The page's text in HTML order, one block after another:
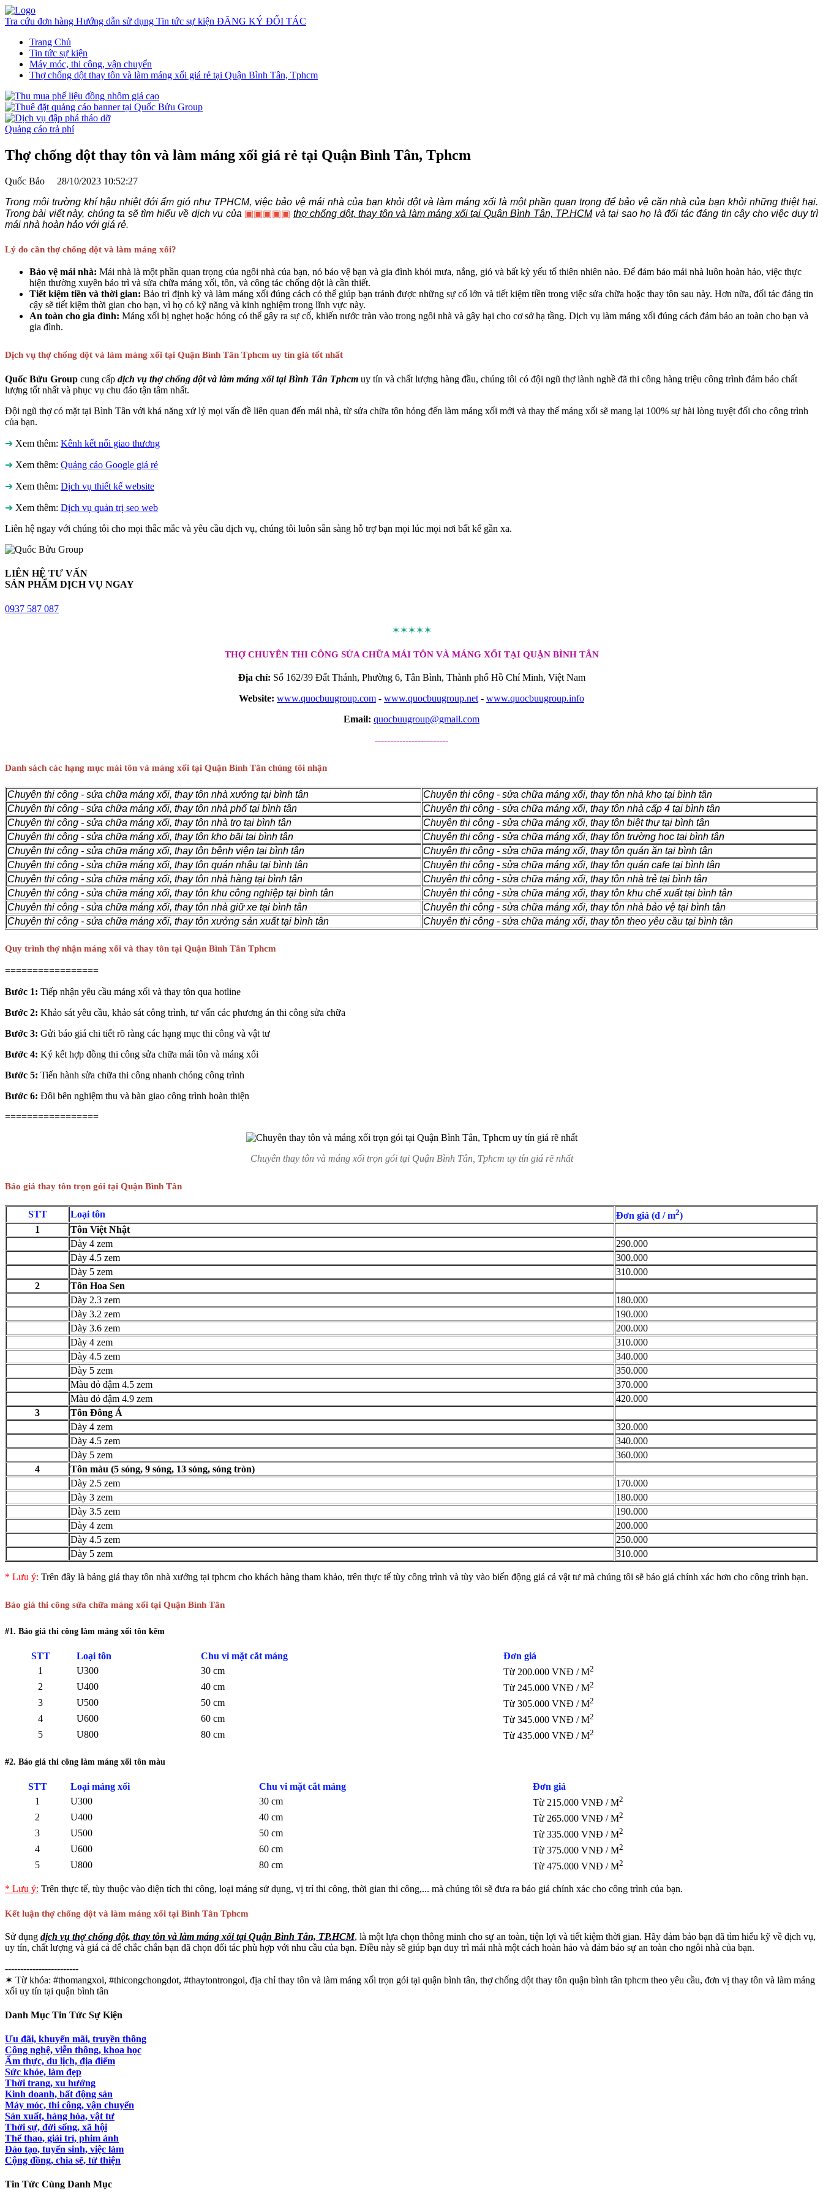
Tra cứu đơn hàng Hướng dẫn sử dụng Tin tức sự kiện ĐĂNG KÝ ĐỐI TÁC
Trang Chủ
Tin tức sự kiện
Máy móc, thi công, vận chuyển
Thợ chống dột thay tôn và làm máng xối giá rẻ tại Quận Bình Tân, Tphcm
Quảng cáo trả phí
Thợ chống dột thay tôn và làm máng xối giá rẻ tại Quận Bình Tân, Tphcm
Quốc Bảo 28/10/2023 10:52:27
Trong môi trường khí hậu nhiệt đới ẩm gió như TPHCM, việc bảo vệ mái nhà của bạn khỏi dột và làm máng xối là một phần quan trọng để bảo vệ căn nhà của bạn khỏi những thiệt hại.
Trong bài viết này, chúng ta sẽ tìm hiểu về dịch vụ của ▣▣▣▣▣ thợ chống dột, thay tôn và làm máng xối tại Quận Bình Tân, TP.HCMvà tại sao họ là đối tác đáng tin cậy cho việc duy trì
mái nhà hoàn hảo với giá rẻ.
Lý do cần thợ chống dột và làm máng xối?
Bảo vệ mái nhà: Mái nhà là một phần quan trọng của ngôi nhà của bạn, nó bảo vệ bạn và gia đình khỏi mưa, nắng, gió và bất kỳ yếu tố thiên nhiên nào. Để đảm bảo mái nhà luôn hoàn hảo, việc thực
hiện thường xuyên bảo trì và sửa chữa máng xối, tôn, và công tác chống dột là cần thiết.
Tiết kiệm tiền và thời gian: Bảo trì định kỳ và làm máng xối đúng cách có thể giúp bạn tránh được những sự cố lớn và tiết kiệm tiền trong việc sửa chữa hoặc thay tôn sau này. Hơn nữa, đối tác đáng tin
cậy sẽ tiết kiệm thời gian cho bạn, vì họ có kỹ năng và kinh nghiệm trong lĩnh vực này.
An toàn cho gia đình: Máng xối bị nghẹt hoặc hỏng có thể gây ra sự cố, khiến nước tràn vào trong ngôi nhà và gây hại cho cơ sở hạ tầng. Dịch vụ làm máng xối đúng cách đảm bảo an toàn cho bạn và
gia đình.
Dịch vụ thợ chống dột và làm máng xối tại Quận Bình Tân Tphcm uy tín giá tốt nhất
Quốc Bửu Group cung cấp dịch vụ thợ chống dột và làm máng xối tại Bình Tân Tphcm uy tín và chất lượng hàng đầu, chúng tôi có đội ngũ thợ lành nghề đã thi công hàng triệu công trình đảm bảo chất
lượng tốt nhất và phục vụ chu đáo tận tâm nhất.
Đội ngũ thợ có mặt tại Bình Tân với khả năng xử lý mọi vấn đề liên quan đến mái nhà, từ sửa chữa tôn hỏng đến làm máng xối mới và thay thế máng xối sẽ mang lại 100% sự hài lòng tuyệt đối cho công trình
của bạn.
➜ Xem thêm: Kênh kết nối giao thương
➜ Xem thêm: Quảng cáo Google giá rẻ
➜ Xem thêm: Dịch vụ thiết kế website
➜ Xem thêm: Dịch vụ quản trị seo web
Liên hệ ngay với chúng tôi cho mọi thắc mắc và yêu cầu dịch vụ, chúng tôi luôn sẵn sàng hỗ trợ bạn mọi lúc mọi nơi bất kể gần xa.
LIÊN HỆ TƯ VẤN
SẢN PHẨM DỊCH VỤ NGAY
0937 587 087
✶✶✶✶✶
THỢ CHUYÊN THI CÔNG SỬA CHỮA MÁI TÔN VÀ MÁNG XỐI TẠI QUẬN BÌNH TÂN
Địa chỉ: Số 162/39 Đất Thánh, Phường 6, Tân Bình, Thành phố Hồ Chí Minh, Việt Nam
Website: www.quocbuugroup.com - www.quocbuugroup.net - www.quocbuugroup.info
Email: quocbuugroup@gmail.com
------------------------
Danh sách các hạng mục mái tôn và máng xối tại Quận Bình Tân chúng tôi nhận
Chuyên thi công - sửa chữa máng xối, thay tôn nhà xưởng tại bình tân
Chuyên thi công - sửa chữa máng xối, thay tôn nhà kho tại bình tân
Chuyên thi công - sửa chữa máng xối, thay tôn nhà phố tại bình tân
Chuyên thi công - sửa chữa máng xối, thay tôn nhà cấp 4 tại bình tân
Chuyên thi công - sửa chữa máng xối, thay tôn nhà trọ tại bình tân
Chuyên thi công - sửa chữa máng xối, thay tôn biệt thự tại bình tân
Chuyên thi công - sửa chữa máng xối, thay tôn kho bãi tại bình tân
Chuyên thi công - sửa chữa máng xối, thay tôn trường học tại bình tân
Chuyên thi công - sửa chữa máng xối, thay tôn bệnh viện tại bình tân
Chuyên thi công - sửa chữa máng xối, thay tôn quán ăn tại bình tân
Chuyên thi công - sửa chữa máng xối, thay tôn quán nhậu tại bình tân
Chuyên thi công - sửa chữa máng xối, thay tôn quán cafe tại bình tân
Chuyên thi công - sửa chữa máng xối, thay tôn nhà hàng tại bình tân
Chuyên thi công - sửa chữa máng xối, thay tôn nhà trẻ tại bình tân
Chuyên thi công - sửa chữa máng xối, thay tôn khu công nghiệp tại bình tân
Chuyên thi công - sửa chữa máng xối, thay tôn khu chế xuất tại bình tân
Chuyên thi công - sửa chữa máng xối, thay tôn nhà giữ xe tại bình tân
Chuyên thi công - sửa chữa máng xối, thay tôn nhà bảo vệ tại bình tân
Chuyên thi công - sửa chữa máng xối, thay tôn xưởng sản xuất tại bình tân
Chuyên thi công - sửa chữa máng xối, thay tôn theo yêu cầu tại bình tân
Quy trình thợ nhận máng xối và thay tôn tại Quận Bình Tân Tphcm
=================
Bước 1: Tiếp nhận yêu cầu máng xối và thay tôn qua hotline
Bước 2: Khảo sát yêu cầu, khảo sát công trình, tư vấn các phương án thi công sửa chữa
Bước 3: Gửi báo giá chi tiết rõ ràng các hạng mục thi công và vật tư
Bước 4: Ký kết hợp đồng thi công sửa chữa mái tôn và máng xối
Bước 5: Tiến hành sửa chữa thi công nhanh chóng công trình
Bước 6: Đôi bên nghiệm thu và bàn giao công trình hoàn thiện
=================
Chuyên thay tôn và máng xối trọn gói tại Quận Bình Tân, Tphcm uy tín giá rẽ nhất
Báo giá thay tôn trọn gói tại Quận Bình Tân
STT Loại tôn Đơn giá (đ / m2)
1
Tôn Việt Nhật
Dày 4 zem
290.000
Dày 4.5 zem
300.000
Dày 5 zem
310.000
2
Tôn Hoa Sen
Dày 2.3 zem
180.000
Dày 3.2 zem
190.000
Dày 3.6 zem
200.000
Dày 4 zem
310.000
Dày 4.5 zem
340.000
Dày 5 zem
350.000
Màu đỏ đậm 4.5 zem
370.000
Màu đỏ đậm 4.9 zem
420.000
3
Tôn Đông Á
Dày 4 zem
320.000
Dày 4.5 zem
340.000
Dày 5 zem
360.000
4
Tôn màu (5 sóng, 9 sóng, 13 sóng, sóng tròn)
Dày 2.5 zem
170.000
Dày 3 zem
180.000
Dày 3.5 zem
190.000
Dày 4 zem
200.000
Dày 4.5 zem
250.000
Dày 5 zem
310.000
* Lưu ý: Trên đây là bảng giá thay tôn nhà xưởng tại tphcm cho khách hàng tham khảo, trên thực tế tùy công trình và tùy vào biến động giá cả vật tư mà chúng tôi sẽ báo giá chính xác hơn cho công trình bạn.
Báo giá thi công sửa chữa máng xối tại Quận Bình Tân
#1. Báo giá thi công làm máng xối tôn kẽm
STT Loại tôn Chu vi mặt cắt máng
Đơn giá
1
U300 30 cm Từ 200.000 VNĐ / M2
2 U400 40 cm Từ 245.000 VNĐ / M2
3 U500 50 cm Từ 305.000 VNĐ / M2
4 U600 60 cm Từ 345.000 VNĐ / M2
5 U800 80 cm Từ 435.000 VNĐ / M2
#2. Báo giá thi công làm máng xối tôn màu
STT Loại máng xối Chu vi mặt cắt máng
Đơn giá
1
U300 30 cm Từ 215.000 VNĐ / M2
2 U400 40 cm Từ 265.000 VNĐ / M2
3 U500 50 cm Từ 335.000 VNĐ / M2
4 U600 60 cm Từ 375.000 VNĐ / M2
5 U800 80 cm Từ 475.000 VNĐ / M2
* Lưu ý: Trên thực tế, tùy thuộc vào diện tích thi công, loại máng sử dụng, vị trí thi công, thời gian thi công,... mà chúng tôi sẽ đưa ra báo giá chính xác cho công trình của bạn.
Kết luận thợ chống dột và làm máng xối tại Bình Tân Tphcm
Sử dụng dịch vụ thợ chống dột, thay tôn và làm máng xối tại Quận Bình Tân, TP.HCM, là một lựa chọn thông minh cho sự an toàn, tiện lợi và tiết kiệm thời gian. Hãy đảm bảo bạn đã tìm hiểu kỹ về dịch vụ,
uy tín, chất lượng và giá cả để chắc chắn bạn đã chọn đối tác phù hợp với nhu cầu của bạn. Điều này sẽ giúp bạn duy trì mái nhà một cách hoàn hảo và đảm bảo sự an toàn cho ngôi nhà của bạn.
------------------------
✶ Từ khóa: #thomangxoi, #thicongchongdot, #thaytontrongoi, địa chỉ thay tôn và làm máng xối trọn gói tại quận bình tân, thợ chống dột thay tôn quận bình tân tphcm theo yêu cầu, đơn vị thay tôn và làm máng
xối uy tín tại quận bình tân
Danh Mục Tin Tức Sự Kiện
Ưu đãi, khuyến mãi, truyền thông
Công nghệ, viễn thông, khoa học
Ẩm thực, du lịch, địa điểm
Sức khỏe, làm đẹp
Thời trang, xu hướng
Kinh doanh, bất động sản
Máy móc, thi công, vận chuyển
Sản xuất, hàng hóa, vật tư
Thời sự, đời sống, xã hội
Thể thao, giải trí, phim ảnh
Đào tạo, tuyển sinh, việc làm
Cộng đồng, chia sẽ, từ thiện
Tin Tức Cùng Danh Mục